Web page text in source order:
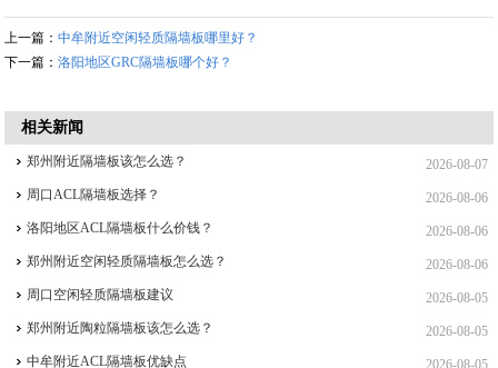
上一篇：中牟附近空闲轻质隔墙板哪里好？
下一篇：洛阳地区GRC隔墙板哪个好？
相关新闻
2026-08-07
郑州附近隔墙板该怎么选？
2026-08-06
周口ACL隔墙板选择？
2026-08-06
洛阳地区ACL隔墙板什么价钱？
2026-08-06
郑州附近空闲轻质隔墙板怎么选？
2026-08-05
周口空闲轻质隔墙板建议
2026-08-05
郑州附近陶粒隔墙板该怎么选？
中牟附近ACL隔墙板优缺点